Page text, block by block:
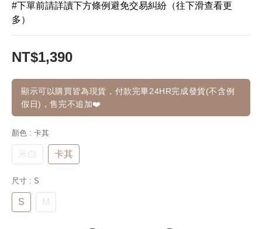
#下單前請詳讀下方條例避免交易糾紛（往下滑查看更
多）
NT$1,390
顯示可以購買皆為現貨，付款完畢24HR完成發貨(不含例
假日)，售完不追加❤️
顏色 : 卡其
米白 卡其
尺寸 : S
S M